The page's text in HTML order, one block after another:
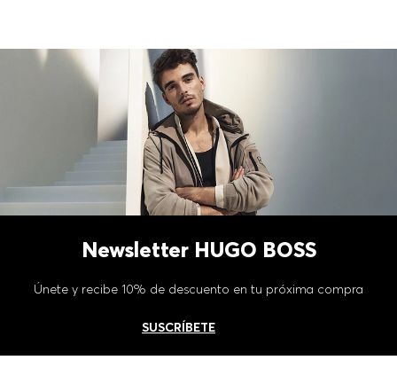
Newsletter HUGO BOSS
Únete y recibe 10% de descuento en tu próxima compra
SUSCRÍBETE